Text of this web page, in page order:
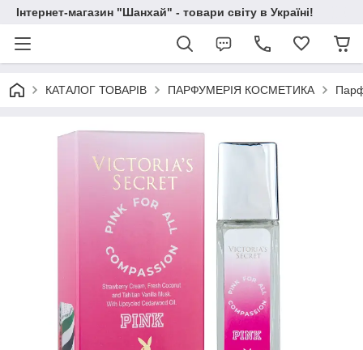
Інтернет-магазин "Шанхай" - товари світу в Україні!
КАТАЛОГ ТОВАРІВ ПАРФУМЕРІЯ КОСМЕТИКА